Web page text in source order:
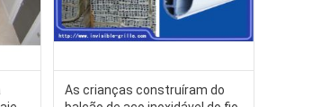
As crianças construíram do